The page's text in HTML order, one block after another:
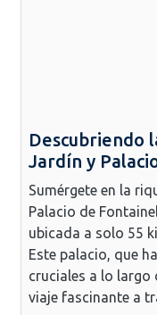
Descubriendo
Jardín y
Sumérgete en la
Palacio de
ubicada a solo 55
Este palacio, que
cruciales a lo largo
viaje fascinante a